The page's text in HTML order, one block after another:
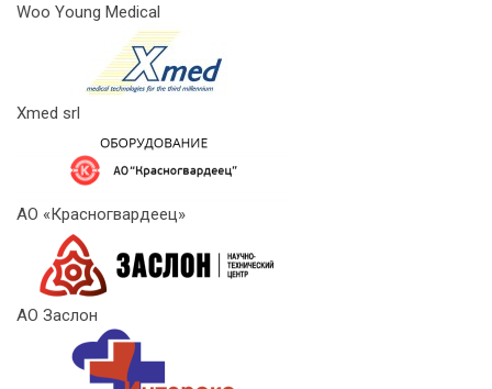
Woo Young Medical
Xmed srl
АО «Красногвардеец»
АО Заслон